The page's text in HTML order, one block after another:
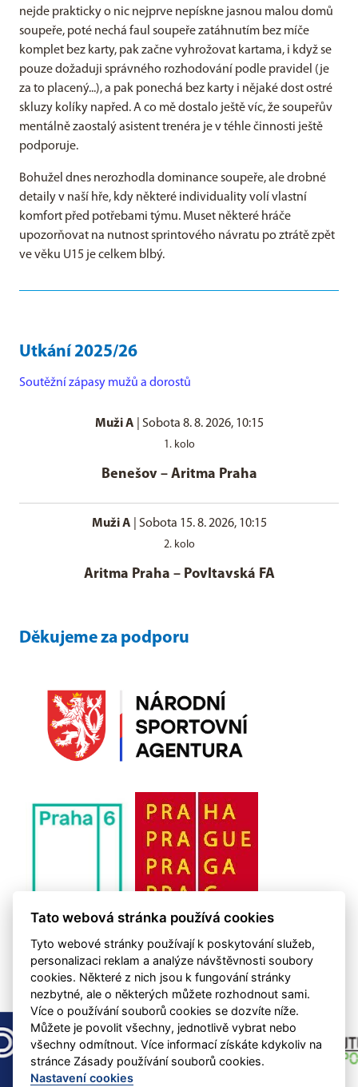
nejde prakticky o nic nejprve nepískne jasnou malou domů
soupeře, poté nechá faul soupeře zatáhnutím bez míče
komplet bez karty, pak začne vyhrožovat kartama, i když se
pouze dožaduji správného rozhodování podle pravidel (je
za to placený...), a pak ponechá bez karty i nějaké dost ostré
skluzy kolíky napřed. A co mě dostalo ještě víc, že soupeřův
mentálně zaostalý asistent trenéra je v téhle činnosti ještě
podporuje.
Bohužel dnes nerozhodla dominance soupeře, ale drobné
detaily v naší hře, kdy některé individuality volí vlastní
komfort před potřebami týmu. Muset některé hráče
upozorňovat na nutnost sprintového návratu po ztrátě zpět
ve věku U15 je celkem blbý.
Utkání 2025/26
Soutěžní zápasy mužů a dorostů
Muži A Sobota 8. 8. 2026, 10:15
1. kolo
Benešov– Aritma Praha
Muži A Sobota 15. 8. 2026, 10:15
2. kolo
Aritma Praha – Povltavská FA
Děkujeme za podporu
Tato webová stránka používá cookies
Tyto webové stránky používají k poskytování služeb,
personalizaci reklam a analýze návštěvnosti soubory
cookies. Některé z nich jsou k fungování stránky
nezbytné, ale o některých můžete rozhodnout sami.
Více o používání souborů cookies se dozvíte níže.
Můžete je povolit všechny, jednotlivě vybrat nebo
všechny odmítnout. Více informací získáte kdykoliv na
stránce Zásady používání souborů cookies.
Nastavení cookies